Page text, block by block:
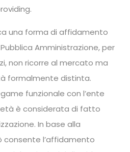
una forma di affidamento
Amministrazione, per
non ricorre al mercato ma
formalmente distinta.
funzionale con l’ente
è considerata di fatto
In base alla
consente l’affidamento